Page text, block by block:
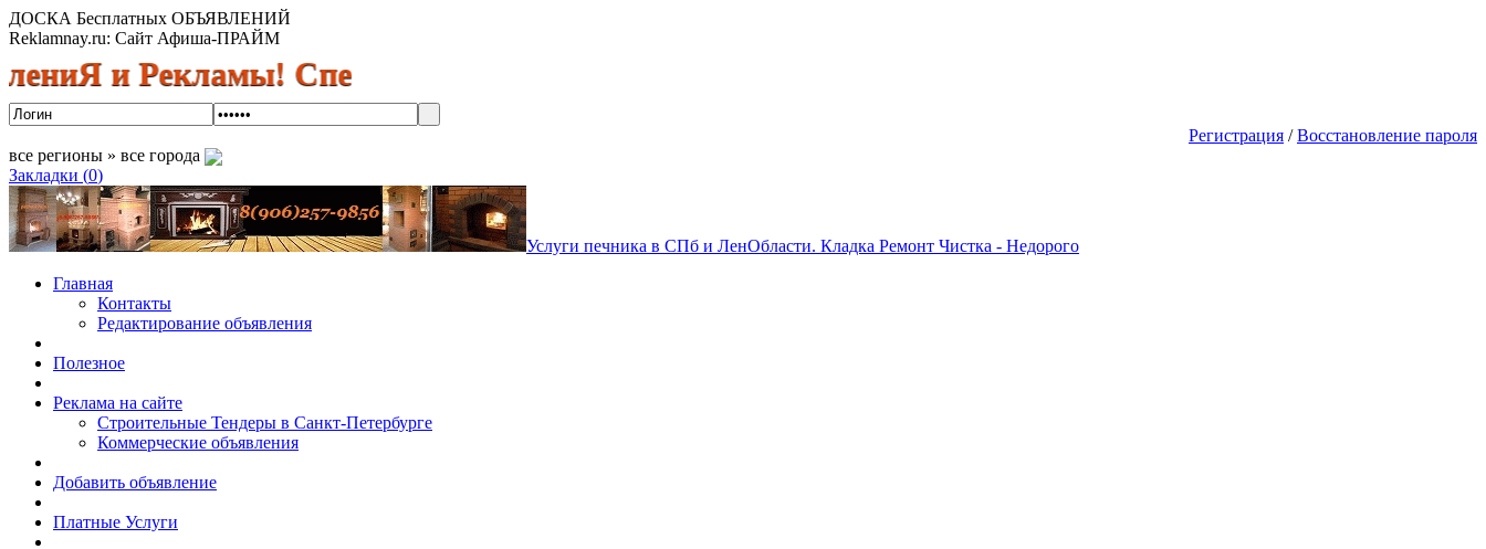
ДОСКА Бесплатных ОБЪЯВЛЕНИЙ
Reklamnay.ru: Сайт Афиша-ПРАЙМ
и Рекламы! Спешите разместить объявление бесплатно! Ты будешь первым! Акции Скидки!
Регистрация / Восстановление пароля
все регионы » все города
Закладки (0)
Услуги печника в СПб и ЛенОбласти. Кладка Ремонт Чистка - Недорого
Главная
Контакты
Редактирование объявления
Полезное
Реклама на сайте
Строительные Тендеры в Санкт-Петербурге
Коммерческие объявления
Добавить объявление
Платные Услуги